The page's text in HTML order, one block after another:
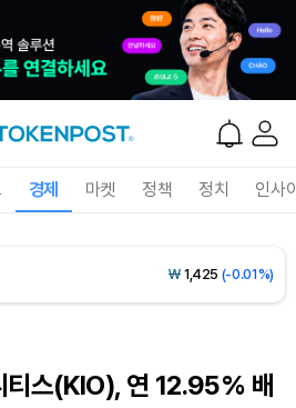
경제 마켓 정책 정치 인사
₩2,708,447(-0.42%)
₩ 1,472 (-2.70%)
₩466.0 (-0.10%)
티스(KIO), 연 12.95% 배